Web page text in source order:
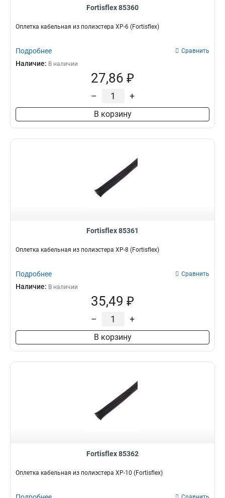
Fortisflex 85360
Оплетка кабельная из полиэстера XP-6 (Fortisflex)
Подробнее Сравнить
Наличие: В наличии
27,86 ₽
– +
В корзину
Fortisflex 85361
Оплетка кабельная из полиэстера XP-8 (Fortisflex)
Подробнее Сравнить
Наличие: В наличии
35,49 ₽
– +
В корзину
Fortisflex 85362
Оплетка кабельная из полиэстера XP-10 (Fortisflex)